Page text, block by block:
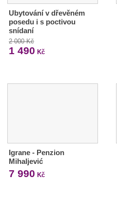
Ubytování v dřevěném
posedu i s poctivou
snídaní
2 000 Kč
1 490 Kč
Igrane - Penzion
Mihaljević
7 990 Kč